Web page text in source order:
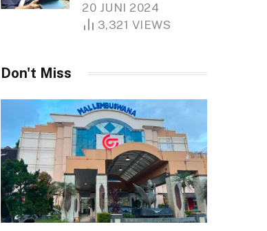
1.000 Hektare
20 JUNI 2024
3,321 VIEWS
Don't Miss